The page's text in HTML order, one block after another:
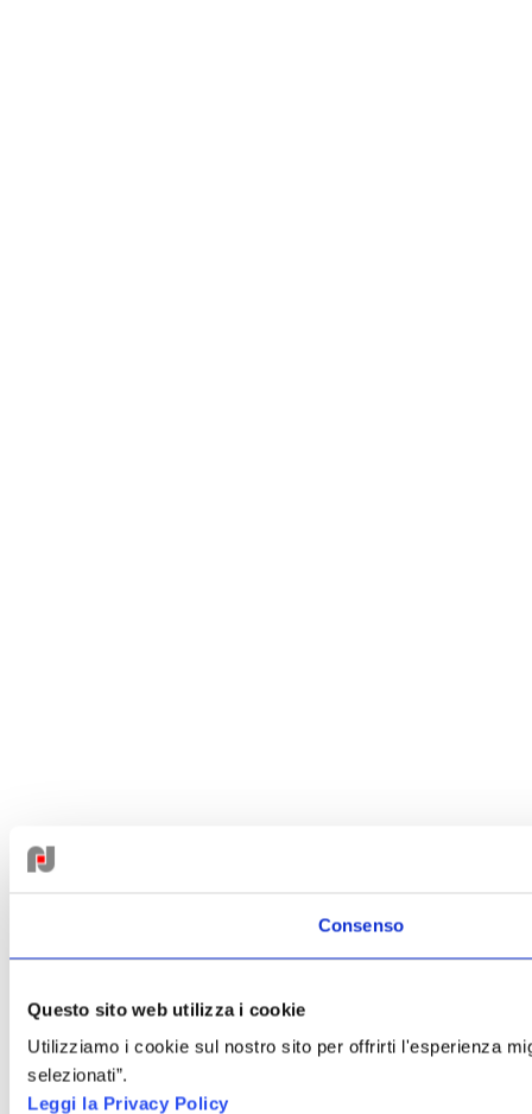
Consenso
Questo sito web utilizza i cookie
Utilizziamo i cookie sul nostro sito per offrirti l'esperienza
selezionati”.
Leggi la Privacy Policy